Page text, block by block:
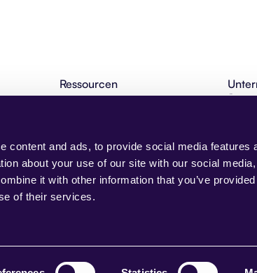
content and ads, to provide social media features
about your use of our site with our social
it with other information that you’ve
of their services.
Ressourcen
Agentic Insights
Changelog
Partnerprogramm
Anwendungsfälle
Case Studies
Über
Presse
Trust